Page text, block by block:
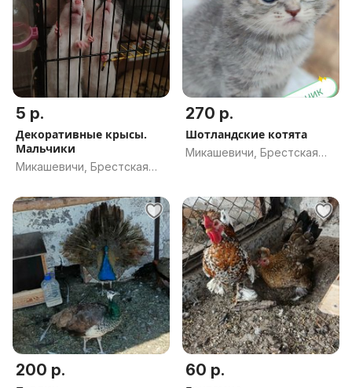
5 р.
Декоративные крысы.
Мальчики
Микашевичи, Брестская
270 р.
Шотландские котята
Микашевичи, Брестская
200 р. 60 р.